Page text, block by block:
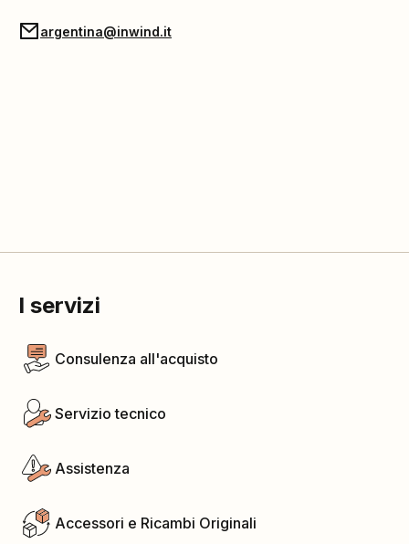
argentina@inwind.it
I servizi
Consulenza all'acquisto
Servizio tecnico
Assistenza
Accessori e Ricambi Originali